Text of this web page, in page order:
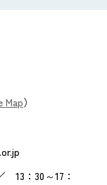
Map）
13：30～17：